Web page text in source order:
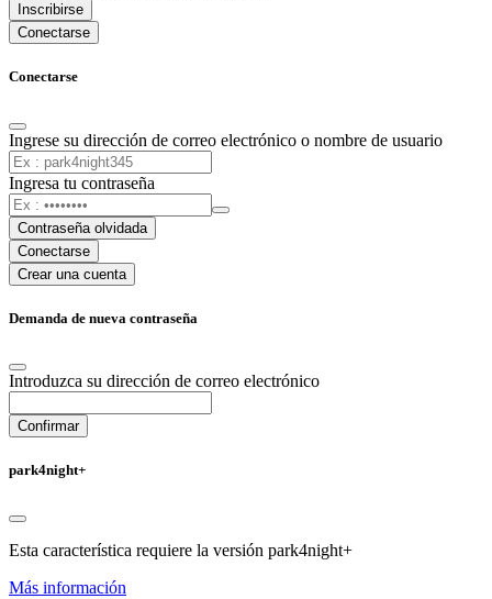
Inscribirse
Conectarse
Conectarse
Ingrese su dirección de correo electrónico o nombre de usuario
Ingresa tu contraseña
Contraseña olvidada
Conectarse
Crear una cuenta
Demanda de nueva contraseña
Introduzca su dirección de correo electrónico
Confirmar
park4night+
Esta característica requiere la versión park4night+
Más información